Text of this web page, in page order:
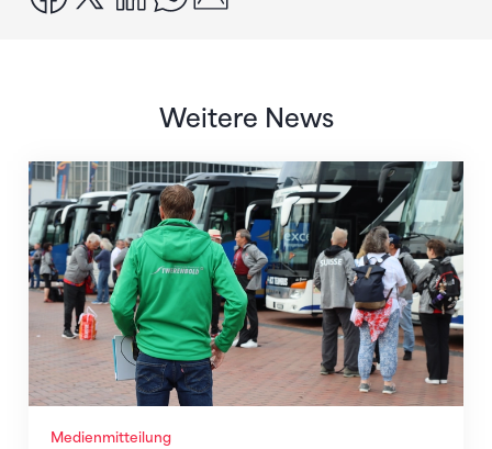
Weitere News
Medienmitteilung
Twerenbold wird offizieller Reisepartner des STV